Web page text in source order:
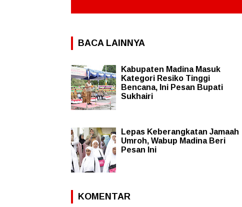
BACA LAINNYA
Kabupaten Madina Masuk
Kategori Resiko Tinggi
Bencana, Ini Pesan Bupati
Sukhairi
Lepas Keberangkatan Jamaah
Umroh, Wabup Madina Beri
Pesan Ini
KOMENTAR